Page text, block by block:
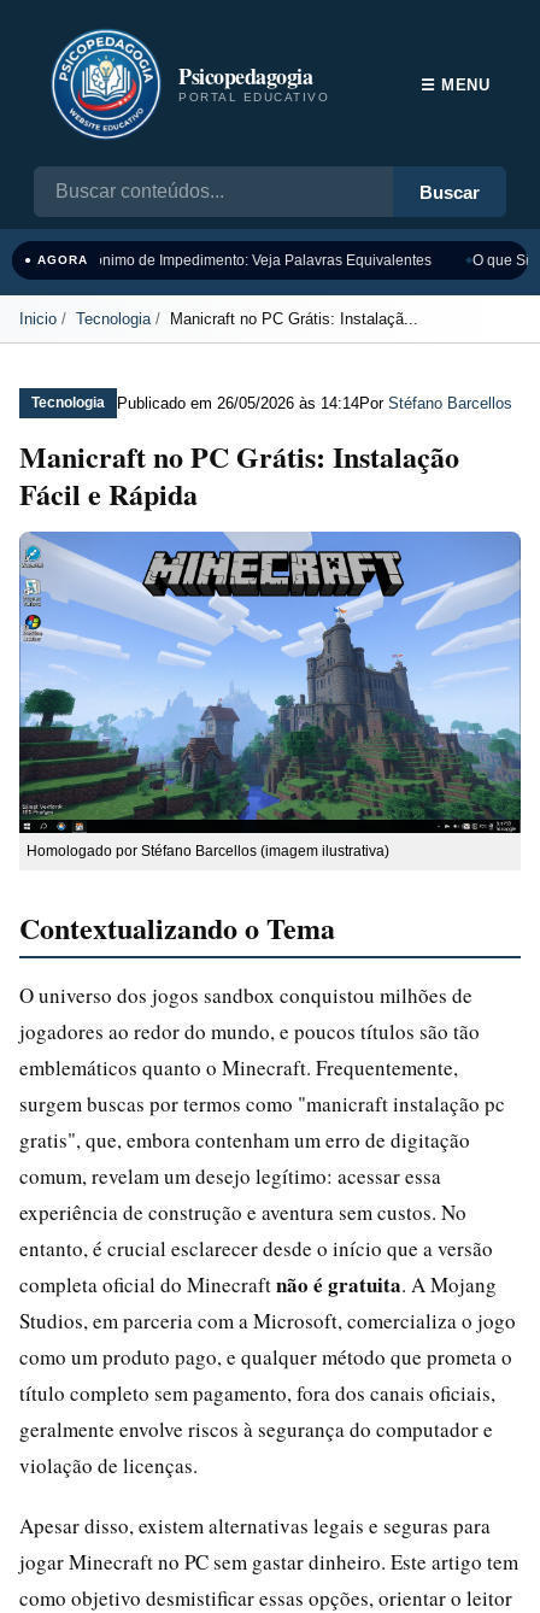
Psicopedagogia
PORTAL EDUCATIVO
Buscar
☰ MENU
● AGORASinônimo de Impedimento: Veja Palavras Equivalentes O que
Inicio Tecnologia Manicraft no PC Grátis: Instalaçã...
Tecnologia Publicado em 26/05/2026 às 14:14Por Stéfano Barcellos
Manicraft no PC Grátis: Instalação
Fácil e Rápida
Homologado por Stéfano Barcellos (imagem ilustrativa)
Contextualizando o Tema
O universo dos jogos sandbox conquistou milhões de
jogadores ao redor do mundo, e poucos títulos são tão
emblemáticos quanto o Minecraft. Frequentemente,
surgem buscas por termos como "manicraft instalação pc
gratis", que, embora contenham um erro de digitação
comum, revelam um desejo legítimo: acessar essa
experiência de construção e aventura sem custos. No
entanto, é crucial esclarecer desde o início que a versão
completa oficial do Minecraftnão é gratuita. A Mojang
Studios, em parceria com a Microsoft, comercializa o jogo
como um produto pago, e qualquer método que prometa o
título completo sem pagamento, fora dos canais oficiais,
geralmente envolve riscos à segurança do computador e
violação de licenças.
Apesar disso, existem alternativas legais e seguras para
jogar Minecraft no PC sem gastar dinheiro. Este artigo tem
como objetivo desmistificar essas opções, orientar o leitor